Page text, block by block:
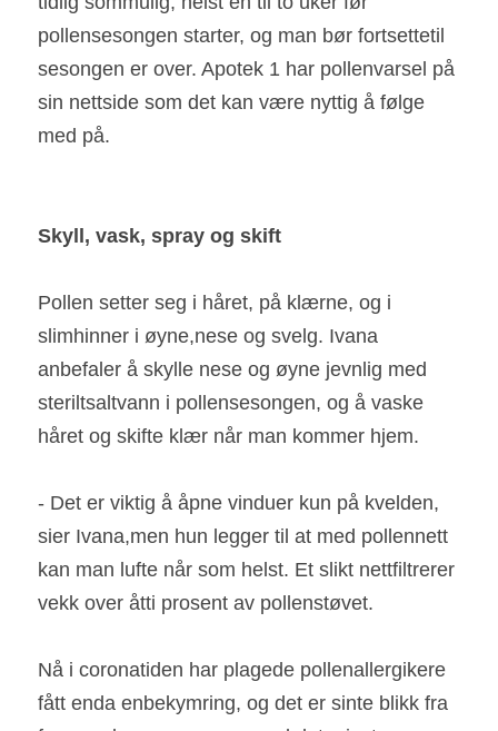
pollensesongen starter, og man bør fortsettetil
sesongen er over. Apotek 1 har pollenvarsel på
sin nettside som det kan være nyttig å følge
med på.
Skyll, vask, spray og skift
Pollen setter seg i håret, på klærne, og i
slimhinner i øyne,nese og svelg. Ivana
anbefaler å skylle nese og øyne jevnlig med
steriltsaltvann i pollensesongen, og å vaske
håret og skifte klær når man kommer hjem.
- Det er viktig å åpne vinduer kun på kvelden,
sier Ivana,men hun legger til at med pollennett
kan man lufte når som helst. Et slikt nettfiltrerer
vekk over åtti prosent av pollenstøvet.
Nå i coronatiden har plagede pollenallergikere
fått enda enbekymring, og det er sinte blikk fra